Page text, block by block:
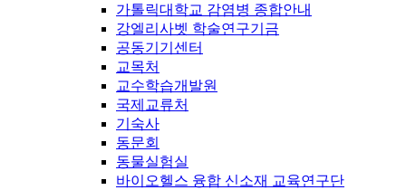
가톨릭대학교 감염병 종합안내
강엘리사벳 학술연구기금
공동기기센터
교목처
교수학습개발원
국제교류처
기숙사
동문회
동물실험실
바이오헬스 융합 신소재 교육연구단